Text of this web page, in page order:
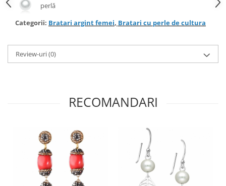
perlă
Categorii: Bratari argint femei, Bratari cu perle de cultura
Review-uri(0)
RECOMANDARI